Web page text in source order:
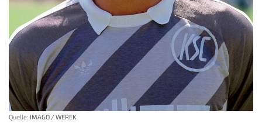
Quelle: IMAGO / WEREK